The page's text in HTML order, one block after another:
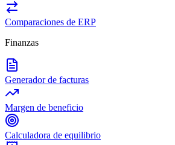
Comparaciones de ERP
Finanzas
Generador de facturas
Margen de beneficio
Calculadora de equilibrio